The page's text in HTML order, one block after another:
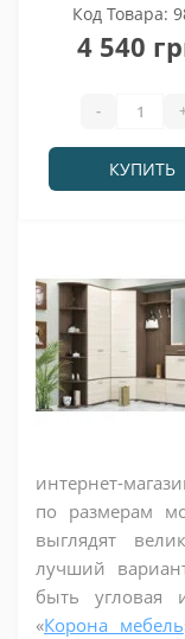
Код Товара:
4 540
-
КУПИТЬ
интернет-
по размерам
выглядят
лучший
быть угловая
«Корона мебель